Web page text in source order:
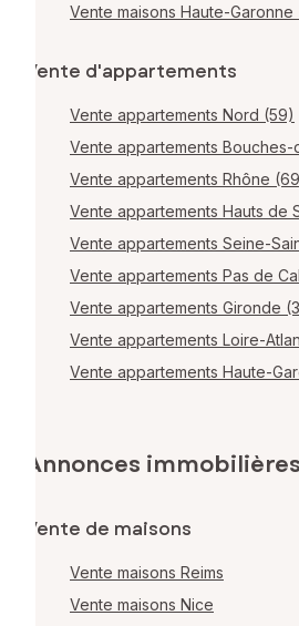
Vente maisons Haute-Garonne
Vente d'appartements
Vente appartements Nord (59)
Vente appartements Bouches-
Vente appartements Rhône
Vente appartements Hauts de
Vente appartements Seine-
Vente appartements Pas de
Vente appartements Gironde
Vente appartements Loire-
Vente appartements Haute-
Annonces
Vente de maisons
Vente maisons Reims
Vente maisons Nice